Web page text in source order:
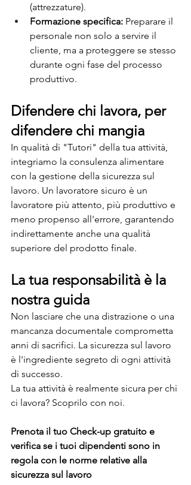
(attrezzature).
Formazione specifica: Preparare il
personale non solo a servire il
cliente, ma a proteggere se stesso
durante ogni fase del processo
produttivo.
Difendere chi lavora, per
difendere chi mangia
In qualità di "Tutori" della tua attività,
integriamo la consulenza alimentare
con la gestione della sicurezza sul
lavoro. Un lavoratore sicuro è un
lavoratore più attento, più produttivo e
meno propenso all'errore, garantendo
indirettamente anche una qualità
superiore del prodotto finale.
La tua responsabilità è la
nostra guida
Non lasciare che una distrazione o una
mancanza documentale comprometta
anni di sacrifici. La sicurezza sul lavoro
è l'ingrediente segreto di ogni attività
di successo.
La tua attività è realmente sicura per chi
ci lavora? Scoprilo con noi.
Prenota il tuo Check-up gratuito e
verifica se i tuoi dipendenti sono in
regola con le norme relative alla
sicurezza sul lavoro